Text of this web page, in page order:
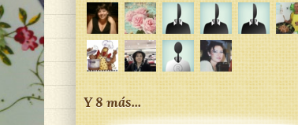
Y 8 más...